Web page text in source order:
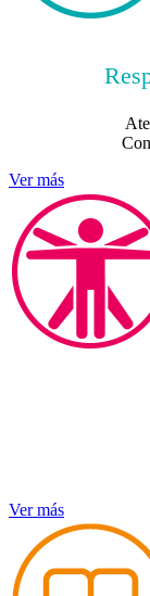
Ver más
Ver más